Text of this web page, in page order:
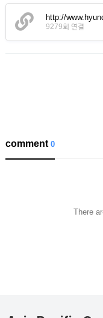
http://
9279회 연결
comment0
There